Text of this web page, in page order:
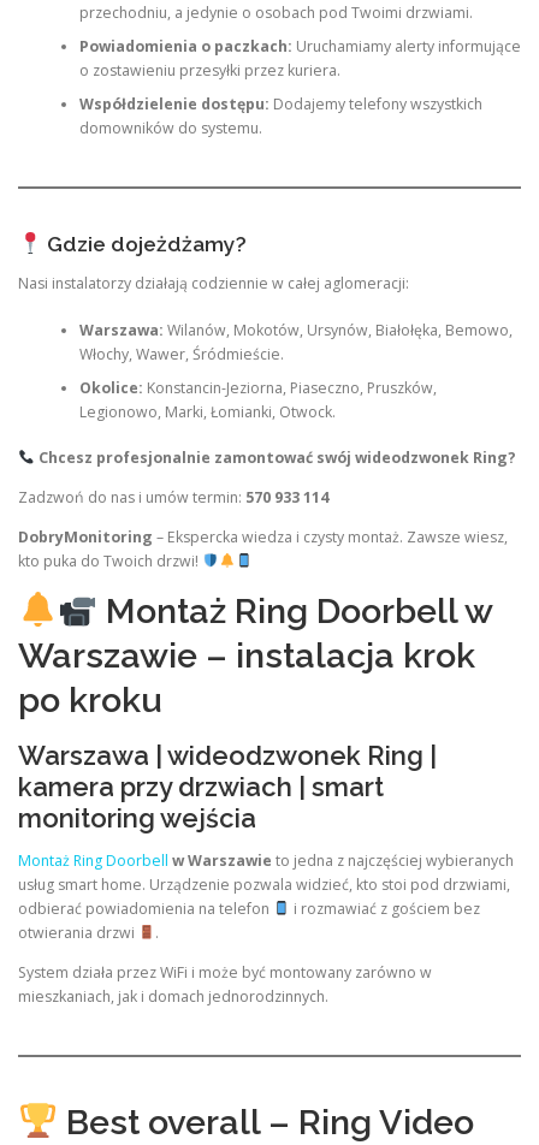
przechodniu, a jedynie o osobach pod Twoimi drzwiami.
Powiadomienia o paczkach: Uruchamiamy alerty informujące
o zostawieniu przesyłki przez kuriera.
Współdzielenie dostępu: Dodajemy telefony wszystkich
domowników do systemu.
Gdzie dojeżdżamy?
Nasi instalatorzy działają codziennie w całej aglomeracji:
Warszawa: Wilanów, Mokotów, Ursynów, Białołęka, Bemowo,
Włochy, Wawer, Śródmieście.
Okolice: Konstancin-Jeziorna, Piaseczno, Pruszków,
Legionowo, Marki, Łomianki, Otwock.
Chcesz profesjonalnie zamontować swój wideodzwonek Ring?
Zadzwoń do nas i umów termin: 570 933 114
DobryMonitoring – Ekspercka wiedza i czysty montaż. Zawsze wiesz,
kto puka do Twoich drzwi!
Montaż Ring Doorbell w
Warszawie – instalacja krok
po kroku
Warszawa | wideodzwonek Ring |
kamera przy drzwiach | smart
monitoring wejścia
Montaż Ring Doorbell w Warszawie to jedna z najczęściej wybieranych
usług smart home. Urządzenie pozwala widzieć, kto stoi pod drzwiami,
odbierać powiadomienia na telefon
i rozmawiać z gościem bez
otwierania drzwi
.
System działa przez WiFi i może być montowany zarówno w
mieszkaniach, jak i domach jednorodzinnych.
Best overall – Ring Video